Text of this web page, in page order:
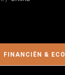
FINANCIËN &